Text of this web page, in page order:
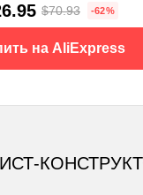
$70.93 -62%
на AliExpress